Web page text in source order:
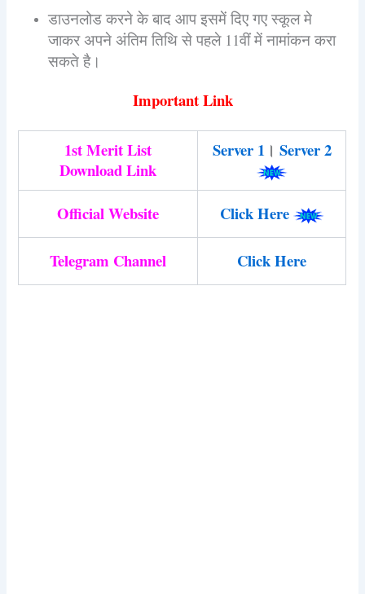
डाउनलोड करने के बाद आप इसमें दिए गए स्कूल मे
जाकर अपने अंतिम तिथि से पहले 11वीं में नामांकन करा
सकते है।
Important Link
1st Merit List
Download Link
Server 1। Server 2
Official Website Click Here
Telegram Channel Click Here